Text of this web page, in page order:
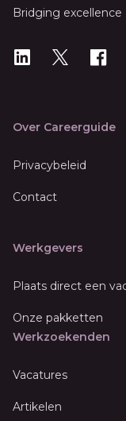
Bridging excellence
LinkedIn
X
Over Careerguide
Privacybeleid
Contact
Werkgevers
Plaats direct een
Onze pakketten
Werkzoekenden
Vacatures
Artikelen